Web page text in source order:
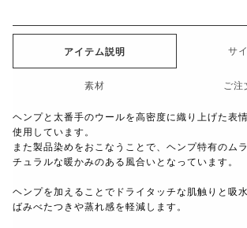
アイテム説明 サ
素材 ご
ヘンプと太番手のウールを高密度に織り上げた表
使用しています。
また製品染めをおこなうことで、ヘンプ特有のム
チュラルな暖かみのある風合いとなっています。
ヘンプを加えることでドライタッチな肌触りと吸
ばみべたつきや蒸れ感を軽減します。